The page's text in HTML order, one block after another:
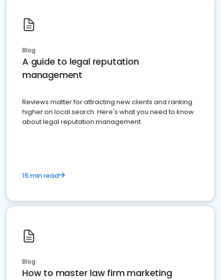
Blog
A guide to legal reputation
management
Reviews matter for attracting new clients and ranking
higher on local search. Here's what you need to know
about legal reputation management.
15 min read
Blog
How to master law firm marketing